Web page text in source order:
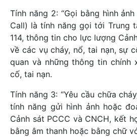
Tính năng 2: “Gọi bằng hình
Call) là tính năng gọi tới Trung
114, thông tin cho lực lượng
về các vụ cháy, nổ, tai nạn, sự
quan và những thông tin chính
cố, tai nạn.
Tính năng 3: “Yêu cầu chữa
tính năng gửi hình ảnh hoặc
Cảnh sát PCCC và CNCH, kết
bằng âm thanh hoặc bằng chữ